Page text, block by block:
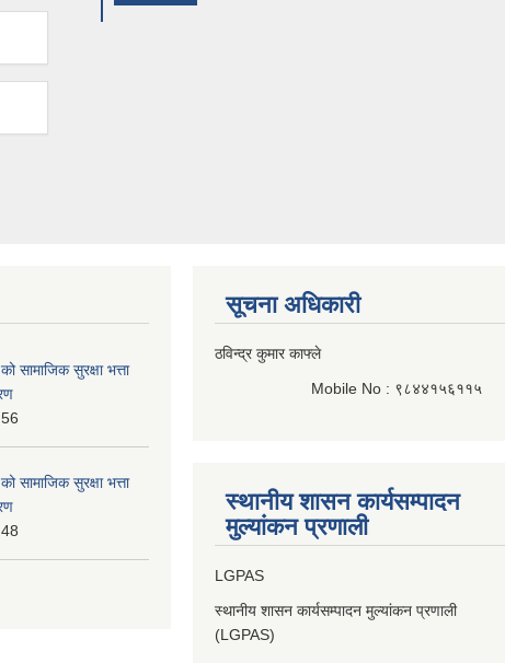
सामाजिक सुरक्षा भत्ता
सामाजिक सुरक्षा भत्ता
सूचना अधिकारी
ठविन्द्र कुमार काफ्ले
Mobile No : ९८४४१५६११५
स्थानीय शासन कार्यसम्पादन
मुल्यांकन प्रणाली
LGPAS
स्थानीय शासन कार्यसम्पादन मुल्यांकन प्रणाली
(LGPAS)